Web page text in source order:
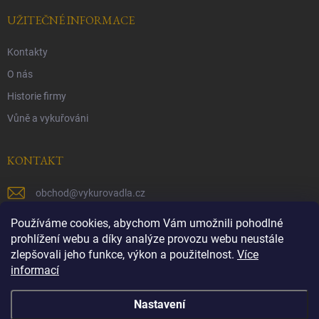
Používáme cookies, abychom Vám umožnili pohodlné
prohlížení webu a díky analýze provozu webu neustále
zlepšovali jeho funkce, výkon a použitelnost. Více
informací
Nastavení
UŽITEČNÉ INFORMACE
Kontakty
O nás
Historie firmy
Vůně a vykuřováni
KONTAKT
obchod@vykurovadla.cz
+420 603 149 699
https://www.facebook.com/vykurovadla.cz/
https://www.instagram.com/vykurovadla.cz/